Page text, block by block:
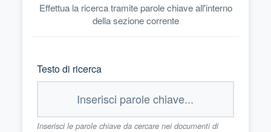
Effettua la ricerca tramite parole chiave all'interno
della sezione corrente
Testo di ricerca
Inserisci le parole chiave da cercare nei documenti di